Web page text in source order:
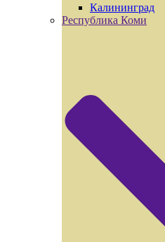
Калининград
Республика Коми